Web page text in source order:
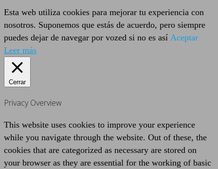
Esta web utiliza cookies para mejorar tu experiencia con
nosotros. Suponemos que estás de acuerdo, pero siempre
puedes dejar de navegar por vozed si no es así Aceptar
Leer más
Cerrar
Privacy Overview
This website uses cookies to improve your experience
while you navigate through the website. Out of these, the
cookies that are categorized as necessary are stored on
your browser as they are essential for the working of basic